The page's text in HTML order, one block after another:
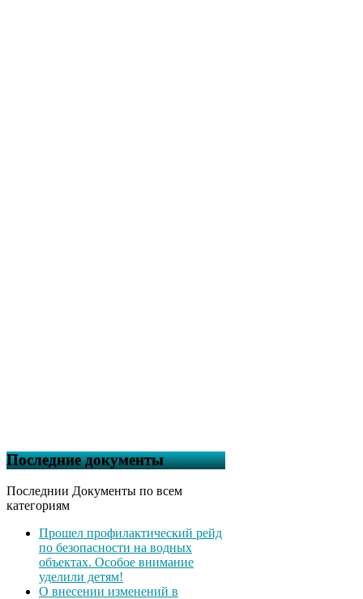
Последние документы
Последнии Документы по всем
категориям
Прошел профилактический рейд
по безопасности на водных
объектах. Особое внимание
уделили детям!
О внесении изменений в